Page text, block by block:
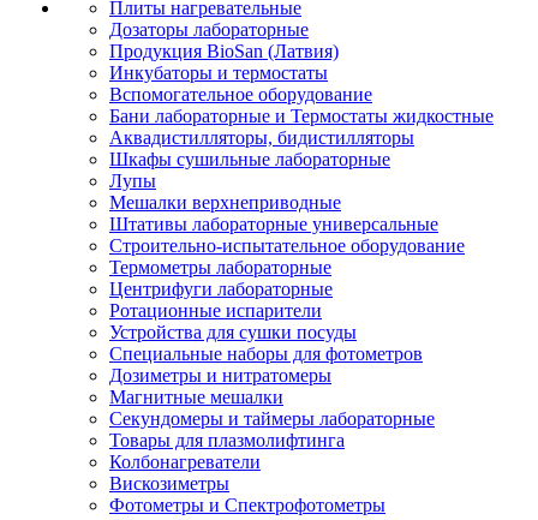
Плиты нагревательные
Дозаторы лабораторные
Продукция BioSan (Латвия)
Инкубаторы и термостаты
Вспомогательное оборудование
Бани лабораторные и Термостаты жидкостные
Аквадистилляторы, бидистилляторы
Шкафы сушильные лабораторные
Лупы
Мешалки верхнеприводные
Штативы лабораторные универсальные
Строительно-испытательное оборудование
Термометры лабораторные
Центрифуги лабораторные
Ротационные испарители
Устройства для сушки посуды
Специальные наборы для фотометров
Дозиметры и нитратомеры
Магнитные мешалки
Секундомеры и таймеры лабораторные
Товары для плазмолифтинга
Колбонагреватели
Вискозиметры
Фотометры и Спектрофотометры